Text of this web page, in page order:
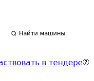
Найти машины
в тендере